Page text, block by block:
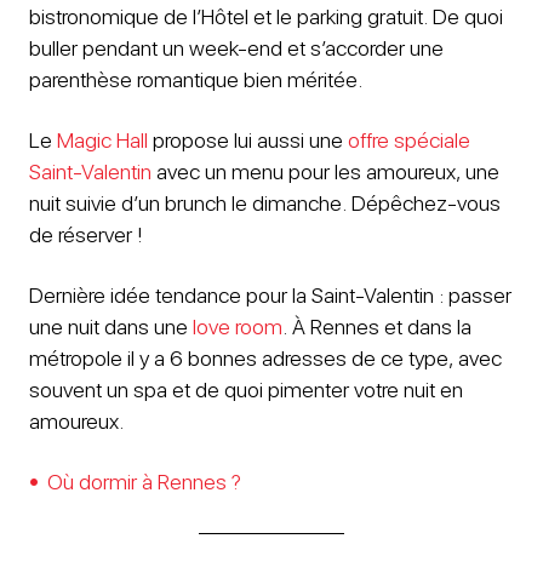
bistronomique de l’Hôtel et le parking gratuit. De quoi
buller pendant un week-end et s’accorder une
parenthèse romantique bien méritée.
Le Magic Hall propose lui aussi une offre spéciale
Saint-Valentin avec un menu pour les amoureux, une
nuit suivie d’un brunch le dimanche. Dépêchez-vous
de réserver !
Dernière idée tendance pour la Saint-Valentin : passer
une nuit dans une love room . À Rennes et dans la
métropole il y a 6 bonnes adresses de ce type, avec
souvent un spa et de quoi pimenter votre nuit en
amoureux.
Où dormir à Rennes ?